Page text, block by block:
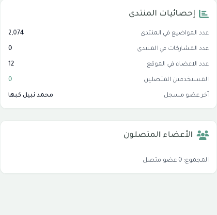
إحصائيات المنتدى
عدد المواضيع في المنتدى 2,074
عدد المشاركات في المنتدى 0
عدد الاعضاء في الموقع 12
المستخدمين المتصلين 0
آخر عضو مسجل محمد نبيل كبها
الأعضاء المتصلون
المجموع: 0 عضو متصل